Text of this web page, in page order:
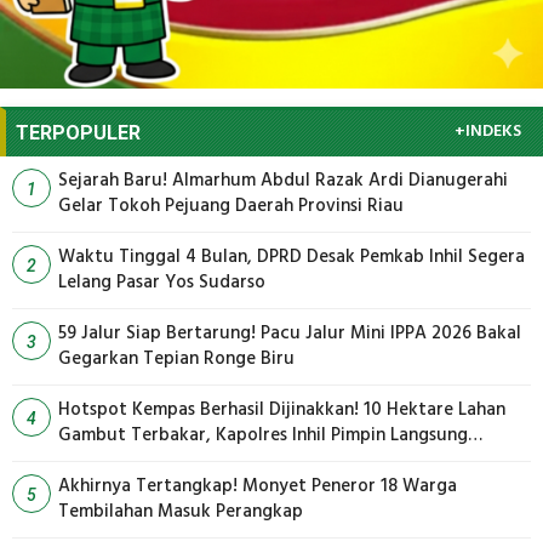
TERPOPULER +INDEKS
1
Sejarah Baru! Almarhum Abdul Razak Ardi Dianugerahi
Gelar Tokoh Pejuang Daerah Provinsi Riau
2
Waktu Tinggal 4 Bulan, DPRD Desak Pemkab Inhil Segera
Lelang Pasar Yos Sudarso
3
59 Jalur Siap Bertarung! Pacu Jalur Mini IPPA 2026 Bakal
Gegarkan Tepian Ronge Biru
4
Hotspot Kempas Berhasil Dijinakkan! 10 Hektare Lahan
Gambut Terbakar, Kapolres Inhil Pimpin Langsung
5
Akhirnya Tertangkap! Monyet Peneror 18 Warga
Tembilahan Masuk Perangkap